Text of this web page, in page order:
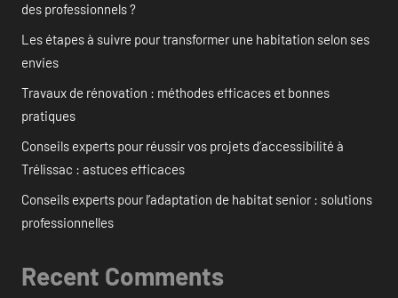
des professionnels ?
Les étapes à suivre pour transformer une habitation selon ses
envies
Travaux de rénovation : méthodes efficaces et bonnes
pratiques
Conseils experts pour réussir vos projets d’accessibilité à
Trélissac : astuces efficaces
Conseils experts pour l’adaptation de habitat senior : solutions
professionnelles
Recent Comments